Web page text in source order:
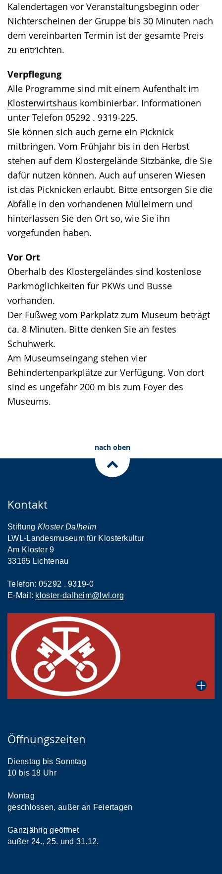
Kalendertagen vor Veranstaltungsbeginn oder
Nichterscheinen der Gruppe bis 30 Minuten nach
dem vereinbarten Termin ist der gesamte Preis
zu entrichten.
Verpflegung
Alle Programme sind mit einem Aufenthalt im
Klosterwirtshaus kombinierbar. Informationen
unter Telefon 05292 . 9319-225.
Sie können sich auch gerne ein Picknick
mitbringen. Vom Frühjahr bis in den Herbst
stehen auf dem Klostergelände Sitzbänke, die Sie
dafür nutzen können. Auch auf unseren Wiesen
ist das Picknicken erlaubt. Bitte entsorgen Sie die
Abfälle in den vorhandenen Mülleimern und
hinterlassen Sie den Ort so, wie Sie ihn
vorgefunden haben.
Vor Ort
Oberhalb des Klostergeländes sind kostenlose
Parkmöglichkeiten für PKWs und Busse
vorhanden.
Der Fußweg vom Parkplatz zum Museum beträgt
ca. 8 Minuten. Bitte denken Sie an festes
Schuhwerk.
Am Museumseingang stehen vier
Behindertenparkplätze zur Verfügung. Von dort
sind es ungefähr 200 m bis zum Foyer des
Museums.
nach oben
Kontakt
Stiftung Kloster Dalheim
LWL-Landesmuseum für Klosterkultur
Am Kloster 9
33165 Lichtenau
Telefon: 05292 . 9319-0
E-Mail: kloster-dalheim@lwl.org
Öffnungszeiten
Dienstag bis Sonntag
10 bis 18 Uhr
Montag
geschlossen, außer an Feiertagen
Ganzjährig geöffnet
außer 24., 25. und 31.12.